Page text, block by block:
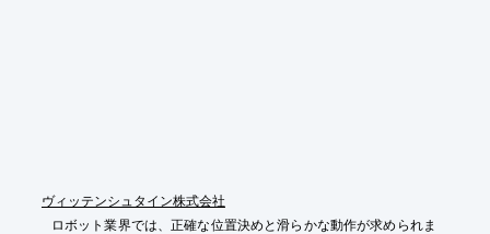
ヴィッテンシュタイン株式会社
ロボット業界では、正確な位置決めと滑らかな動作が求められま